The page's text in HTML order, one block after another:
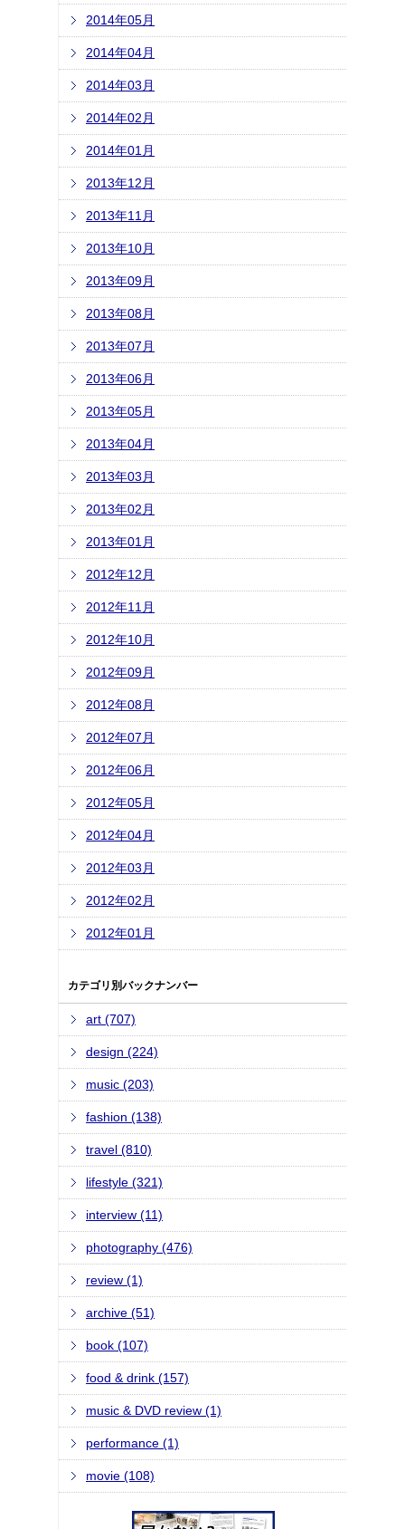
2014年05月
2014年04月
2014年03月
2014年02月
2014年01月
2013年12月
2013年11月
2013年10月
2013年09月
2013年08月
2013年07月
2013年06月
2013年05月
2013年04月
2013年03月
2013年02月
2013年01月
2012年12月
2012年11月
2012年10月
2012年09月
2012年08月
2012年07月
2012年06月
2012年05月
2012年04月
2012年03月
2012年02月
2012年01月
カテゴリ別バックナンバー
art (707)
design (224)
music (203)
fashion (138)
travel (810)
lifestyle (321)
interview (11)
photography (476)
review (1)
archive (51)
book (107)
food & drink (157)
music & DVD review (1)
performance (1)
movie (108)